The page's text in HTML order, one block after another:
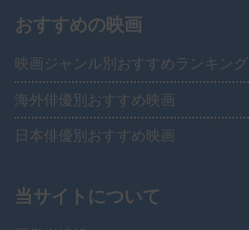
おすすめの映画
映画ジャンル別おすすめランキング
海外俳優別おすすめ映画
日本俳優別おすすめ映画
当サイトについて